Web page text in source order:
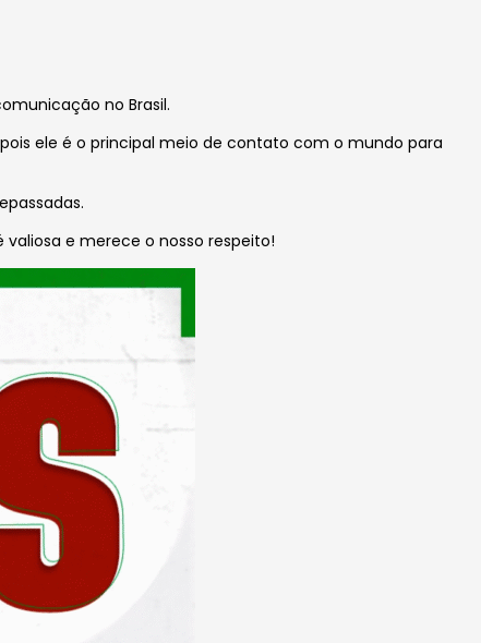
no Brasil.
ele é o principal meio de contato com o mundo para
e merece o nosso respeito!